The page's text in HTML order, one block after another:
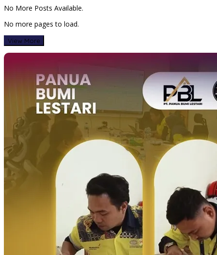
No More Posts Available.
No more pages to load.
View More